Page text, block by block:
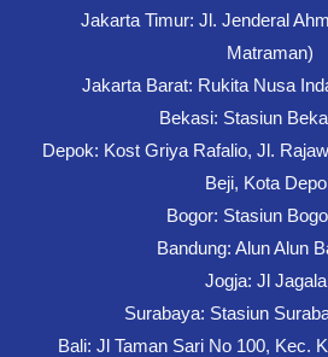
Jakarta Timur: Jl. Jenderal
Matraman)
Jakarta Barat: Rukita Nusa
Bekasi: Stasiun
Depok: Kost Griya Rafalio, Jl.
Beji, Kota
Bogor: Stasiun
Bandung: Alun Alun
Jogja: Jl
Surabaya: Stasiun
Bali: Jl Taman Sari No 100, Kec.